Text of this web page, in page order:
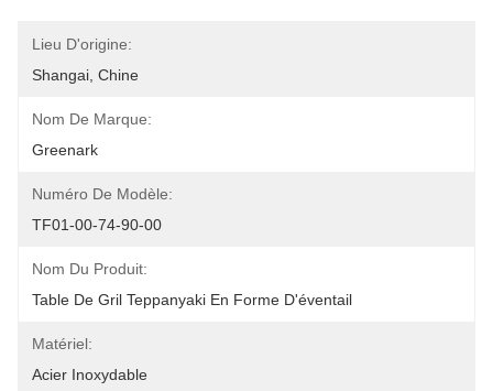
Lieu D'origine:
Shangai, Chine
Nom De Marque:
Greenark
Numéro De Modèle:
TF01-00-74-90-00
Nom Du Produit:
Table De Gril Teppanyaki En Forme D'éventail
Matériel:
Acier Inoxydable